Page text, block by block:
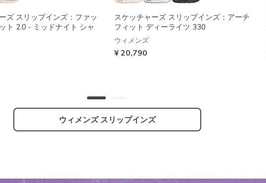
ズ スリップインズ：ファッ
ト 2.0 - ミッドナイト シャ
スケッチャーズ スリップインズ：アーチ
フィット ディーライツ 330
ウィメンズ
¥ 20,790
ウィメンズ スリップインズ